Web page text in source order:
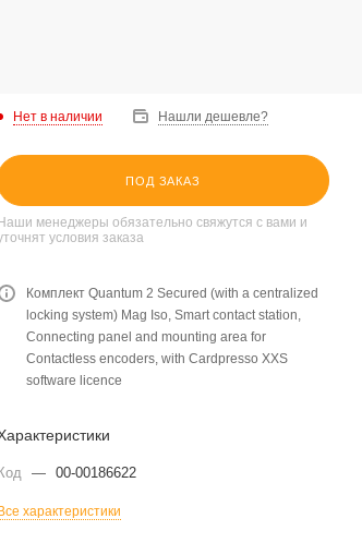
Нет в наличии Нашли дешевле?
ПОД ЗАКАЗ
Наши менеджеры обязательно свяжутся с вами и
условия заказа
Комплект Quantum 2 Secured (with a centralized
locking system) Mag Iso, Smart contact station,
Connecting panel and mounting area for
Contactless encoders, with Cardpresso XXS
software licence
Код — 00-00186622
Все характеристики